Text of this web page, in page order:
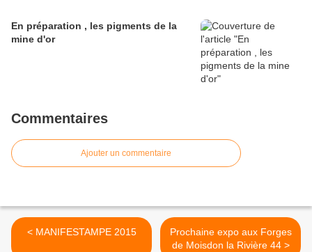
En préparation , les pigments de la
mine d'or
Commentaires
Ajouter un commentaire
< MANIFESTAMPE 2015
Prochaine expo aux Forges
de Moisdon la Rivière 44 >